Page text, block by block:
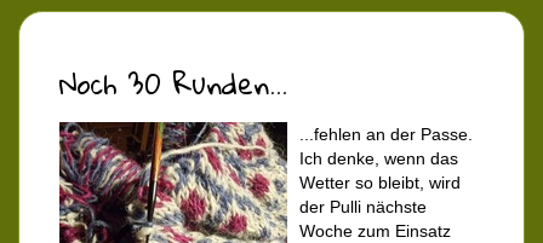
Noch 30 Runden...
...fehlen an der Passe.
Ich denke, wenn das
Wetter so bleibt, wird
der Pulli nächste
Woche zum Einsatz